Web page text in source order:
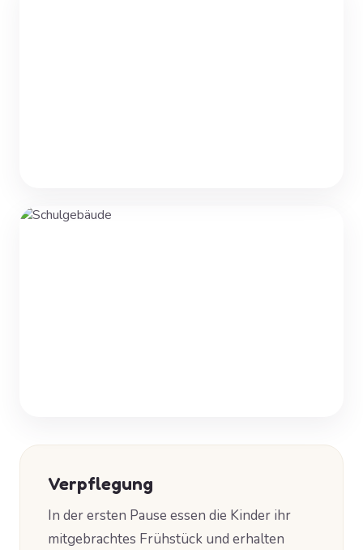
Verpflegung
In der ersten Pause essen die Kinder ihr
mitgebrachtes Frühstück und erhalten